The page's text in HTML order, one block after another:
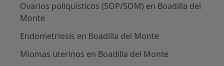
Ovarios poliquísticos (SOP/SOM) en Boadilla del
Monte
Endometriosis en Boadilla del Monte
Miomas uterinos en Boadilla del Monte